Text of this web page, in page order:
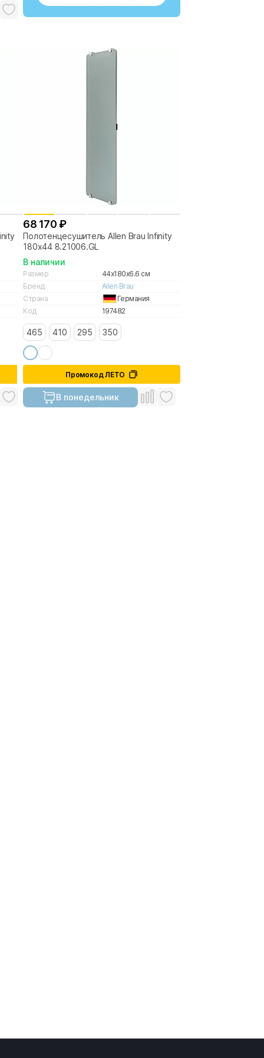
68 170 ₽
Полотенцесушитель Allen Brau Infinity
180х44 8.21006.GL
В наличии
Размер
44x180x6.6 см
Бренд
Allen Brau
Страна
Германия
Код
197482
465 410 295 350
Промокод ЛЕТО
В понедельник